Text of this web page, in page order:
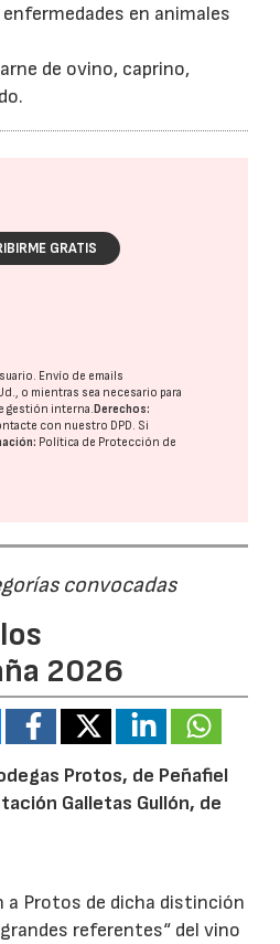
en animales
de ovino, caprino,
GRATIS
Envío de emails
o mientras sea necesario para
gestión interna.Derechos:
con nuestro DPD. Si
Política de Protección de
convocadas
2026
Protos, de Peñafiel
Galletas Gullón, de
a Protos de dicha distinción
referentes“ del vino